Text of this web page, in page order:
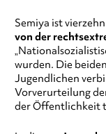
Semiya ist
von der
wurden. Die
Jugendlichen
Vorverurteilung
der Öffentlichkeit